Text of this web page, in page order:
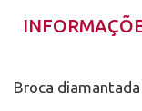
Broca diamantada